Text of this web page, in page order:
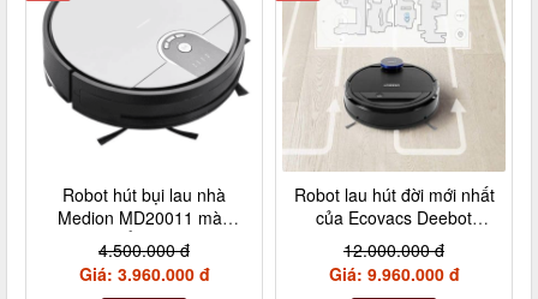
Robot hút bụi lau nhà
Medion MD20011 màu
trắng chuẩn nội địa Đức
4.500.000 đ
Giá: 3.960.000 đ
Robot lau hút đời mới nhất
của Ecovacs Deebot
Ozmo 937
12.000.000 đ
Giá: 9.960.000 đ